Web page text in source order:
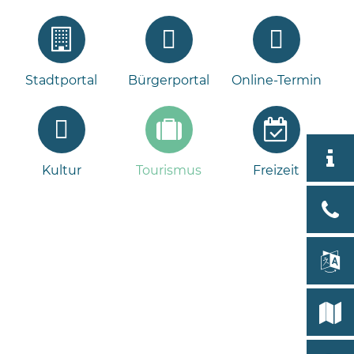
Stadtportal Bürgerportal Online-Termin
Kultur Tourismus Freizeit
Bleeck
19